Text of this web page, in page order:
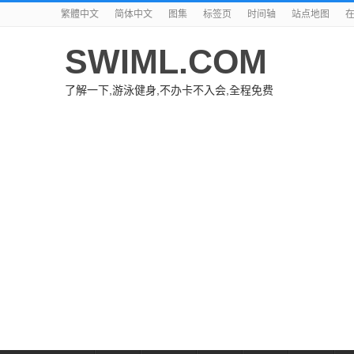
繁體中文 简体中文 图集 标签页 时间轴 站点地图
SWIML.COM
了解一下,游泳健身,不办卡不入会,全程免费